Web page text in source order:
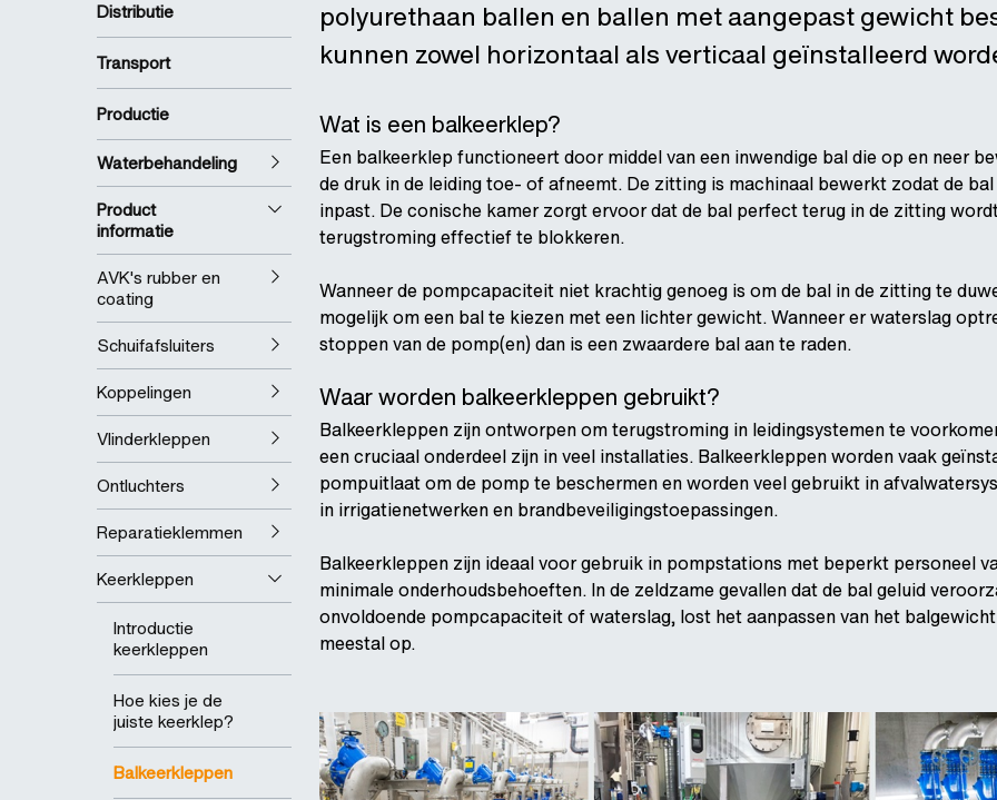
Distributie
Transport
Productie
Waterbehandeling
Product
informatie
AVK's rubber en
coating
Schuifafsluiters
Koppelingen
Vlinderkleppen
Ontluchters
Reparatieklemmen
Keerkleppen
Introductie
keerkleppen
Hoe kies je de
juiste keerklep?
Balkeerkleppen
polyurethaan ballen en ballen met aangepast gewicht
kunnen zowel horizontaal als verticaal geïnstalleerd
Wat is een balkeerklep?
Een balkeerklep functioneert door middel van een inwendige bal die op en neer
de druk in de leiding toe- of afneemt. De zitting is machinaal bewerkt zodat de
inpast. De conische kamer zorgt ervoor dat de bal perfect terug in de zitting
terugstroming effectief te blokkeren.
Wanneer de pompcapaciteit niet krachtig genoeg is om de bal in de zitting te
mogelijk om een bal te kiezen met een lichter gewicht. Wanneer er waterslag
stoppen van de pomp(en) dan is een zwaardere bal aan te raden.
Waar worden balkeerkleppen gebruikt?
Balkeerkleppen zijn ontworpen om terugstroming in leidingsystemen te
een cruciaal onderdeel zijn in veel installaties. Balkeerkleppen worden vaak
pompuitlaat om de pomp te beschermen en worden veel gebruikt in
in irrigatienetwerken en brandbeveiligingstoepassingen.
Balkeerkleppen zijn ideaal voor gebruik in pompstations met beperkt personeel
minimale onderhoudsbehoeften. In de zeldzame gevallen dat de bal geluid
onvoldoende pompcapaciteit of waterslag, lost het aanpassen van het
meestal op.